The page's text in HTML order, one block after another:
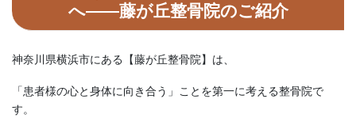
へ——藤が丘整骨院のご紹介
神奈川県横浜市にある【藤が丘整骨院】は、
「患者様の心と身体に向き合う」ことを第一に考える整骨院で
す。